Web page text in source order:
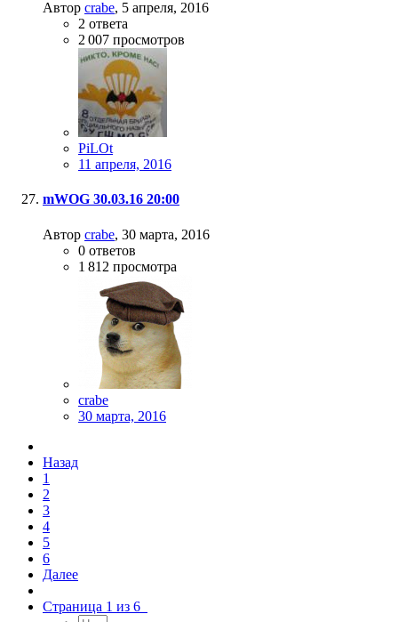
Автор crabe, 5 апреля, 2016
2 ответа
2 007 просмотров
PiLOt
11 апреля, 2016
mWOG 30.03.16 20:00
Автор crabe, 30 марта, 2016
0 ответов
1 812 просмотра
crabe
30 марта, 2016
Назад
1
2
3
4
5
6
Далее
Страница 1 из 6